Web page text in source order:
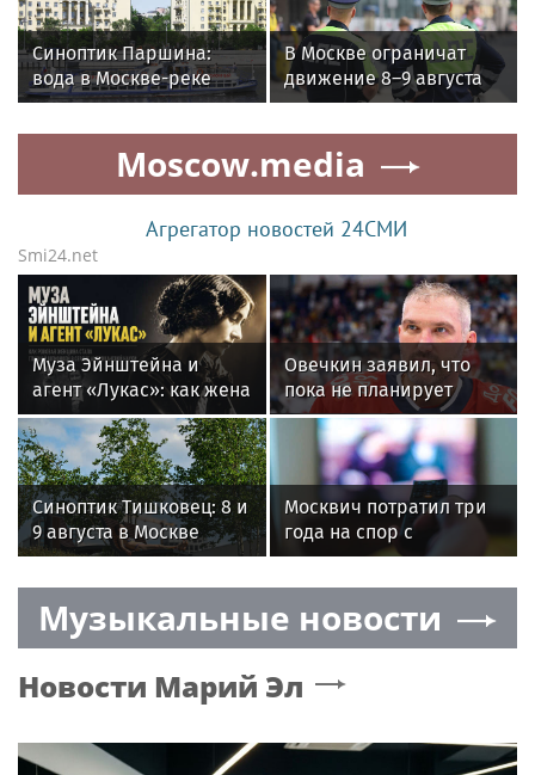
Синоптик Паршина:
вода в Москве-реке
прогрелась до
значений моря в Крыму
В Москве ограничат
движение 8–9 августа
из-за триатлона и
концерта
Moscow.media
Агрегатор новостей 24СМИ
Smi24.net
Муза Эйнштейна и
агент «Лукас»: как жена
скульптора Коненкова
покорила Нью-Йорк, но
осталась беззащитной
в Москве
Овечкин заявил, что
пока не планирует
возглавлять сборную
России по хоккею
Синоптик Тишковец: 8 и
9 августа в Москве
начнется бархатный
Москвич потратил три
года на спор с
маркетплейсом из-за
Музыкальные новости
Новости Марий Эл